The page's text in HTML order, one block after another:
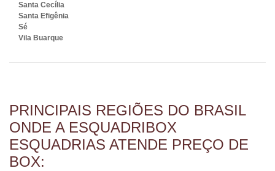
Santa Cecília
Santa Efigênia
Sé
Vila Buarque
PRINCIPAIS REGIÕES DO BRASIL
ONDE A ESQUADRIBOX
ESQUADRIAS ATENDE PREÇO DE
BOX: